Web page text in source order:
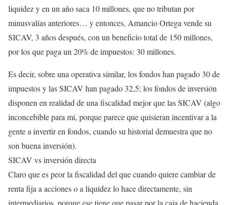
liquidez y en un año saca 10 millones, que no tributan por
minusvalías anteriores… y entonces, Amancio Ortega vende su
SICAV, 3 años después, con un beneficio total de 150 millones,
por los que paga un 20% de impuestos: 30 millones.
Es decir, sobre una operativa similar, los fondos han pagado 30 de
impuestos y las SICAV han pagado 32,5; los fondos de inversión
disponen en realidad de una fiscalidad mejor que las SICAV (algo
inconcebible para mí, porque parece que quisieran incentivar a la
gente a invertir en fondos, cuando su historial demuestra que no
son buena inversión).
SICAV vs inversión directa
Claro que es peor la fiscalidad del que cuando quiere cambiar de
renta fija a acciones o a liquidez lo hace directamente, sin
intermediarios, porque ese tiene que pasar por la caja de hacienda